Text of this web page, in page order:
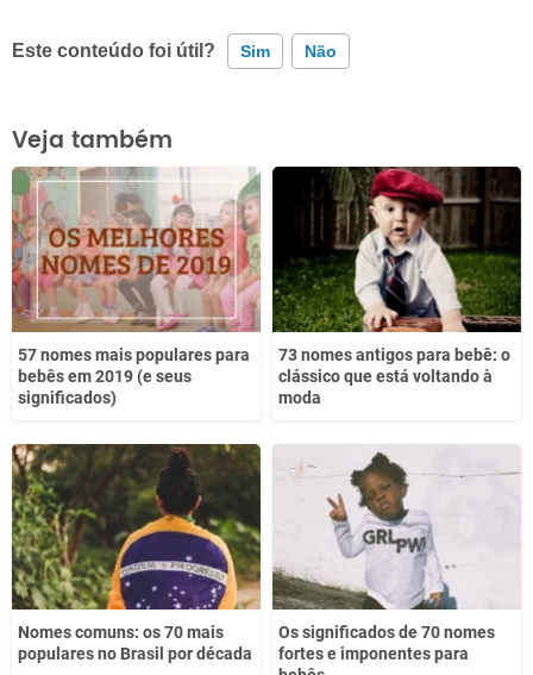
Este conteúdo foi útil? Sim Não
Este conteúdo contém informação incorreta
Este conteúdo não tem a informação que procuro
Outro
Veja também
57 nomes mais populares para
bebês em 2019 (e seus
significados)
73 nomes antigos para bebê: o
clássico que está voltando à
moda
Nomes comuns: os 70 mais
populares no Brasil por década
Os significados de 70 nomes
fortes e imponentes para